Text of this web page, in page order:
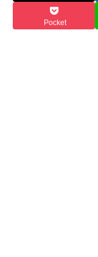
Pocket